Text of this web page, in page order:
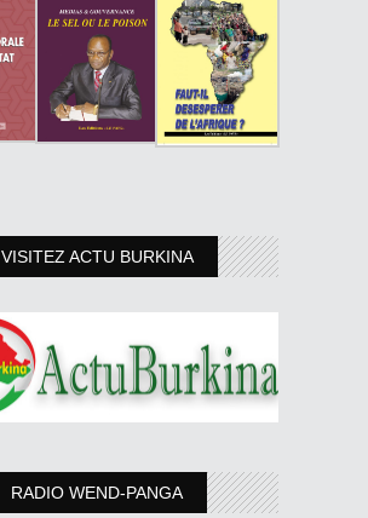
VISITEZ ACTU BURKINA
RADIO WEND-PANGA